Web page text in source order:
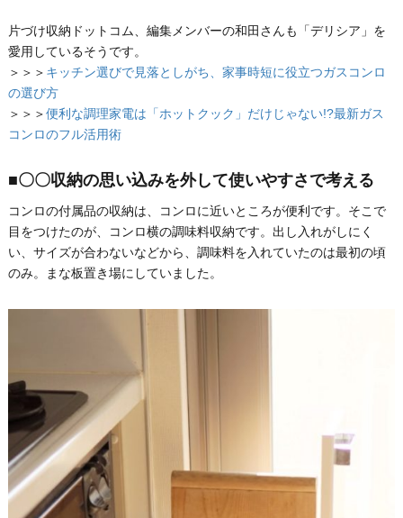
片づけ収納ドットコム、編集メンバーの和田さんも「デリシア」を
愛用しているそうです。
＞＞＞ キッチン選びで見落としがち、家事時短に役立つガスコンロ
の選び方
＞＞＞便利な調理家電は「ホットクック」だけじゃない!?最新ガス
コンロのフル活用術
■〇〇収納の思い込みを外して使いやすさで考える
コンロの付属品の収納は、コンロに近いところが便利です。そこで
目をつけたのが、コンロ横の調味料収納です。出し入れがしにく
い、サイズが合わないなどから、調味料を入れていたのは最初の頃
のみ。まな板置き場にしていました。